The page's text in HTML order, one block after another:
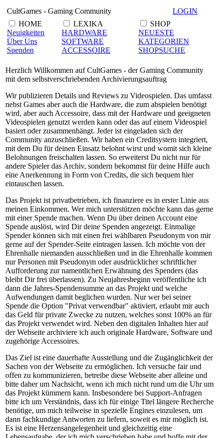
CultGames - Gaming Community
LOGIN
HOME
Neuigkeiten
Über Uns
Spenden
LEXIKA
HARDWARE
SOFTWARE
ACCESSOIRE
SHOP
NEUESTE
KATEGORIEN
SHOPSUCHE
Herzlich Willkommen auf CultGames - der Gaming Community
mit dem selbstverschriebenden Archivierungsauftrag
Wir publizieren Details und Reviews zu Videospielen. Das umfasst
nebst Games aber auch die Hardware, die zum abspielen benötigt
wird, aber auch Accessoire, dass mit der Hardware und geeigneten
Videospielen genutzt werden kann oder das auf einem Videospiel
basiert oder zusammenhängt. Jeder ist eingeladen sich der
Community anzuschließen. Wir haben ein Creditsystem integriert,
mit dem Du für deinen Einsatz belohnt wirst und womit sich kleine
Belohnungen freischalten lassen. So erweiterst Du nicht nur für
andere Spieler das Archiv, sondern bekommst für deine Hilfe auch
eine Anerkennung in Form von Credits, die sich bequem hier
eintauschen lassen.
Das Projekt ist privatbetrieben, ich finanziere es in erster Linie aus
meinen Einkommen. Wer mich unterstützen möchte kann das gerne
mit einer Spende machen. Wenn Du über deinen Account eine
Spende auslöst, wird Dir deine Spenden angezeigt. Einmalige
Spender können sich mit einen frei wählbaren Pseudonym von mir
gerne auf der Spender-Seite eintragen lassen. Ich möchte von der
Ehrenhalle niemanden ausschließen und in die Ehrenhalle kommen
nur Personen mit Pseudonym oder ausdrücklicher schriftlicher
Aufforderung zur namentlichen Erwähnung des Spenders (das
bleibt Dir frei überlassen). Zu Neujahresbeginn veröffentliche ich
dann die Jahres-Spendensumme an das Projekt und welche
Aufwendungen damit beglichen wurden. Nur wer bei seiner
Spende die Option "Privat verwendbar" aktiviert, erlaubt mir auch
das Geld für private Zwecke zu nutzen, welches sonst 100% an für
das Projekt verwendet wird. Neben den digitalen Inhalten hier auf
der Webseite archiviere ich auch originale Hardware, Software und
zugehörige Accessoires.
Das Ziel ist eine dauerhafte Ausstellung und die Zugänglichkeit der
Sachen von der Webseite zu ermöglichen. Ich versuche fair und
offen zu kommunizieren, betreibe diese Webseite aber alleine und
bitte daher um Nachsicht, wenn ich mich nicht rund um die Uhr um
das Projekt kümmern kann. Insbesondere bei Support-Anfragen
bitte ich um Verständnis, dass ich für einige Titel längere Recherche
benötige, um mich teilweise in spezielle Engines einzulesen, um
dann fachkundige Antworten zu liefern, soweit es mir möglich ist.
Es ist eine Herzensangelegenheit und gleichzeitig eine